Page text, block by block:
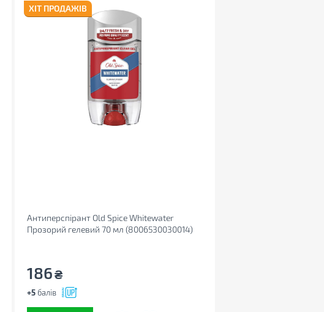
ХІТ ПРОДАЖІВ
Антиперспірант Old Spice Whitewater
Прозорий гелевий 70 мл (8006530030014)
186₴
+5 балів